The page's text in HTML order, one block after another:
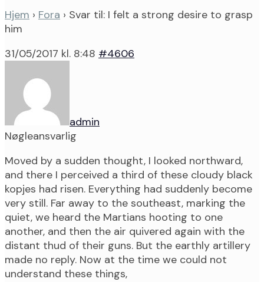
Hjem › Fora › Svar til: I felt a strong desire to grasp
him
31/05/2017 kl. 8:48 #4606
admin
Nøgleansvarlig
Moved by a sudden thought, I looked northward,
and there I perceived a third of these cloudy black
kopjes had risen. Everything had suddenly become
very still. Far away to the southeast, marking the
quiet, we heard the Martians hooting to one
another, and then the air quivered again with the
distant thud of their guns. But the earthly artillery
made no reply. Now at the time we could not
understand these things,